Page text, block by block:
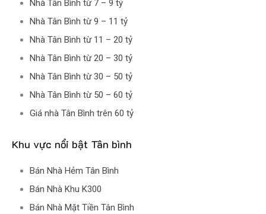
Nhà Tân Bình từ 7 – 9 tỷ
Nhà Tân Bình từ 9 – 11 tỷ
Nhà Tân Bình từ 11 – 20 tỷ
Nhà Tân Bình từ 20 – 30 tỷ
Nhà Tân Bình từ 30 – 50 tỷ
Nhà Tân Bình từ 50 – 60 tỷ
Giá nhà Tân Bình trên 60 tỷ
Khu vực nổi bật Tân bình
Bán Nhà Hẻm Tân Bình
Bán Nhà Khu K300
Bán Nhà Mặt Tiền Tân Bình